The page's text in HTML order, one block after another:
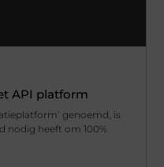
API platform
genoemd, is
nodig heeft om 100%